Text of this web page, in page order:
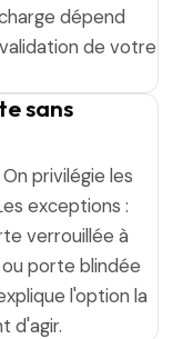
dépend
de votre
sans
On privilégie les
exceptions :
verrouillée à
porte blindée
l'option la
d'agir.